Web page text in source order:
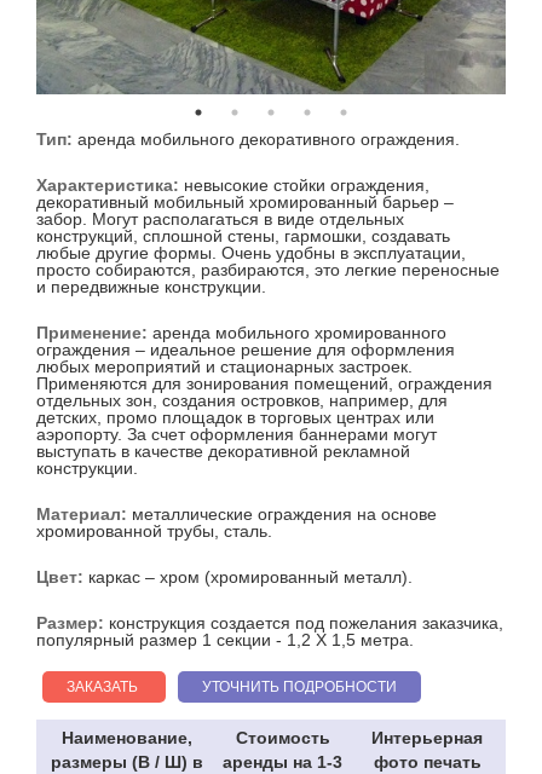
Тип: аренда мобильного декоративного ограждения.
Характеристика: невысокие стойки ограждения,
декоративный мобильный хромированный барьер –
забор. Могут располагаться в виде отдельных
конструкций, сплошной стены, гармошки, создавать
любые другие формы. Очень удобны в эксплуатации,
просто собираются, разбираются, это легкие переносные
и передвижные конструкции.
Применение: аренда мобильного хромированного
ограждения – идеальное решение для оформления
любых мероприятий и стационарных застроек.
Применяются для зонирования помещений, ограждения
отдельных зон, создания островков, например, для
детских, промо площадок в торговых центрах или
аэропорту. За счет оформления баннерами могут
выступать в качестве декоративной рекламной
конструкции.
Материал: металлические ограждения на основе
хромированной трубы, сталь.
Цвет: каркас – хром (хромированный металл).
Размер: конструкция создается под пожелания заказчика,
популярный размер 1 секции - 1,2 Х 1,5 метра.
ЗАКАЗАТЬ УТОЧНИТЬ ПОДРОБНОСТИ
Наименование,
размеры (В / Ш) в
Стоимость
аренды на 1-3
Интерьерная
фото печать